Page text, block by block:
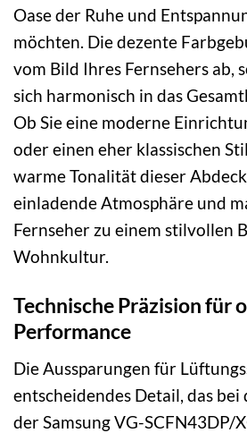
Oase der Ruhe und
möchten. Die dezente
vom Bild Ihres Fernsehers ab,
sich harmonisch in das
Ob Sie eine moderne
oder einen eher klassischen
warme Tonalität dieser
einladende Atmosphäre und
Fernseher zu einem stilvollen
Wohnkultur.
Technische Präzision für
Performance
Die Aussparungen für
entscheidendes Detail, das
der Samsung VG-SCFN43DP/